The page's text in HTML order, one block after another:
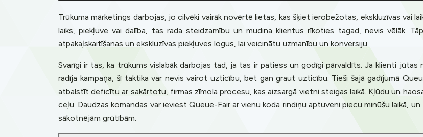
Trūkuma mārketings darbojas, jo cilvēki vairāk novērtē lietas, kas šķiet ierobežotas, ekskluzīvas vai
laiks, piekļuve vai dalība, tas rada steidzamību un mudina klientus rīkoties tagad, nevis vēlāk.
atpakaļskaitīšanas un ekskluzīvas piekļuves logus, lai veicinātu uzmanību un konversiju.
Svarīgi ir tas, ka trūkums vislabāk darbojas tad, ja tas ir patiess un godīgi pārvaldīts. Ja klienti jūtas
radīja kampaņa, šī taktika var nevis vairot uzticību, bet gan graut uzticību. Tieši šajā gadījumā
atbalstīt deficītu ar sakārtotu, firmas zīmola procesu, kas aizsargā vietni steigas laikā. Kļūdu un
ceļu. Daudzas komandas var ieviest Queue-Fair ar vienu koda rindiņu aptuveni piecu minūšu laikā,
sākotnējām grūtībām.